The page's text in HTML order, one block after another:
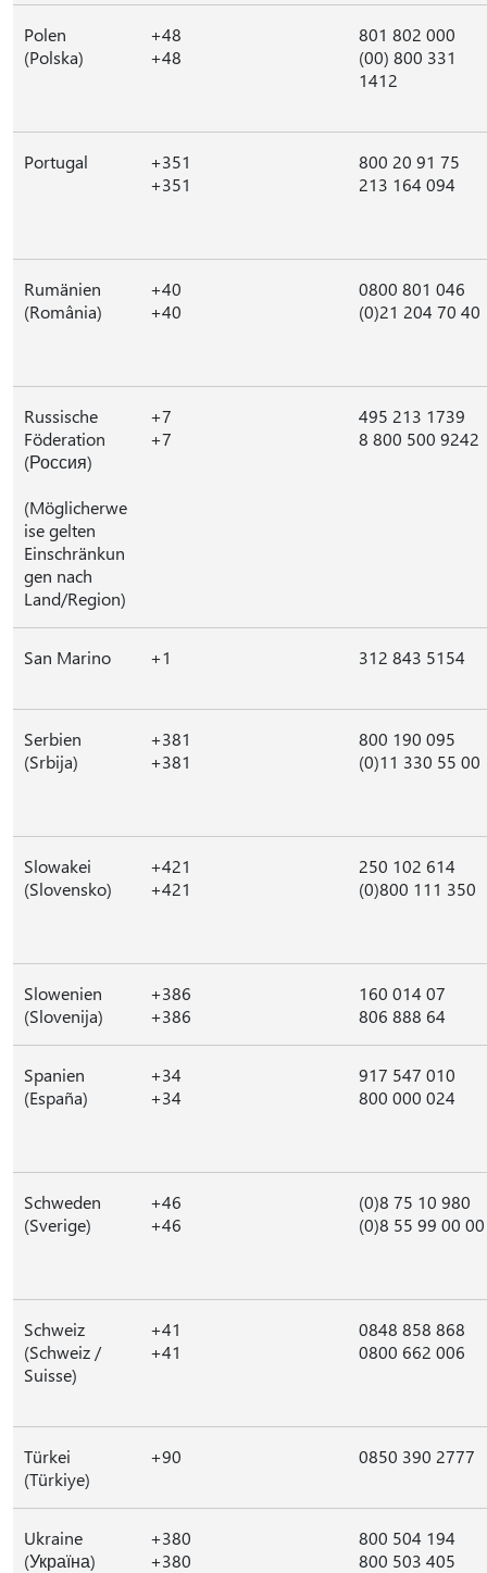
Polen
(Polska)
+48
+48
801 802 000
(00) 800 331
1412
Portugal
+351
+351
800 20 91 75
213 164 094
Rumänien
(România)
+40
+40
0800 801 046
(0)21 204 70 40
Russische
Föderation
(Россия)
(Möglicherwe
ise gelten
Einschränkun
gen nach
Land/Region)
+7
+7
495 213 1739
8 800 500 9242
San Marino +1 312 843 5154
Serbien
(Srbija)
+381
+381
800 190 095
(0)11 330 55 00
Slowakei
(Slovensko)
+421
+421
250 102 614
(0)800 111 350
Slowenien
(Slovenija)
+386
+386
160 014 07
806 888 64
Spanien
(España)
+34
+34
917 547 010
800 000 024
Schweden
(Sverige)
+46
+46
(0)8 75 10 980
(0)8 55 99 00 00
Schweiz
(Schweiz /
Suisse)
+41
+41
0848 858 868
0800 662 006
Türkei
(Türkiye)
+90 0850 390 2777
Ukraine
(Україна)
+380
+380
800 504 194
800 503 405